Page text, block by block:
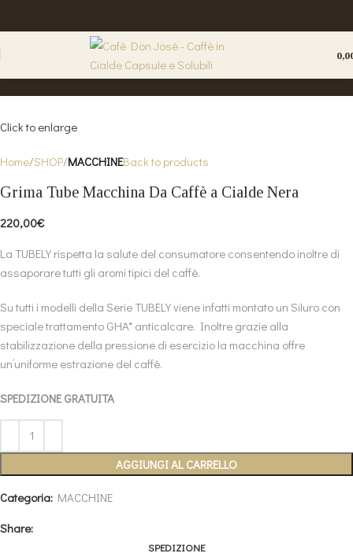
Click to enlarge
Home SHOP MACCHINEBack to products
Grima Tube Macchina Da Caffè a Cialde Nera
220,00€
La TUBELY rispetta la salute del consumatore consentendo inoltre di
assaporare tutti gli aromi tipici del caffè.
Su tutti i modelli della Serie TUBELY viene infatti montato un Siluro con
speciale trattamento GHA* anticalcare. Inoltre grazie alla
stabilizzazione della pressione di esercizio la macchina offre
un’uniforme estrazione del caffè.
SPEDIZIONE GRATUITA
AGGIUNGI AL CARRELLO
Categoria: MACCHINE
Share:
SPEDIZIONE